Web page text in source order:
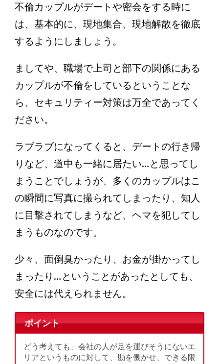
不倫カップルがデートや密会をする時に
は、基本的に、現地集合、現地解散を徹底
するようにしましょう。
ましてや、職場で上司と部下の関係にある
カップルが不倫をしているということな
ら、セキュリティー対策は万全であってく
ださい。
ラブラブになってくると、デートの行き帰
りなど、道中も一緒に居たい…と思ってし
まうことでしょうが、多くのカップルはこ
の瞬間に写真に撮られてしまったり、知人
に目撃されてしまうなど、ヘマを犯してし
まうものなのです。
少々、面倒臭かったり、お金が掛かってし
まったり…ということがあったとしても、
安全には代えられません。
ポイント
どう考えても、会社の人が足を運びそうにないエ
リアというものに対して、勘を働かせ、できる限